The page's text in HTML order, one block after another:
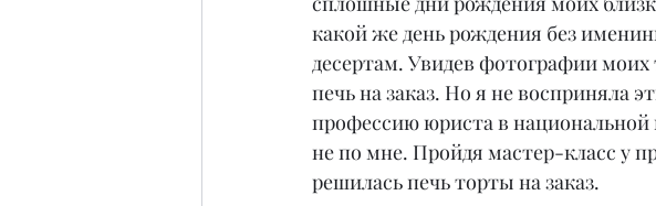
какой же день рождения без
десертам. Увидев фотографии
печь на заказ. Но я не восприняла
профессию юриста в национальной
не по мне. Пройдя мастер-класс у
решилась печь торты на заказ.